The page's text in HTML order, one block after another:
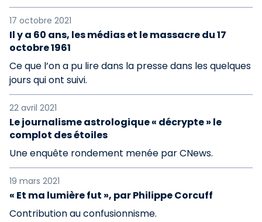
17 octobre 2021
Il y a 60 ans, les médias et le massacre du 17
octobre 1961
Ce que l’on a pu lire dans la presse dans les quelques
jours qui ont suivi.
22 avril 2021
Le journalisme astrologique « décrypte » le
complot des étoiles
Une enquête rondement menée par CNews.
19 mars 2021
« Et ma lumière fut », par Philippe Corcuff
Contribution au confusionnisme.